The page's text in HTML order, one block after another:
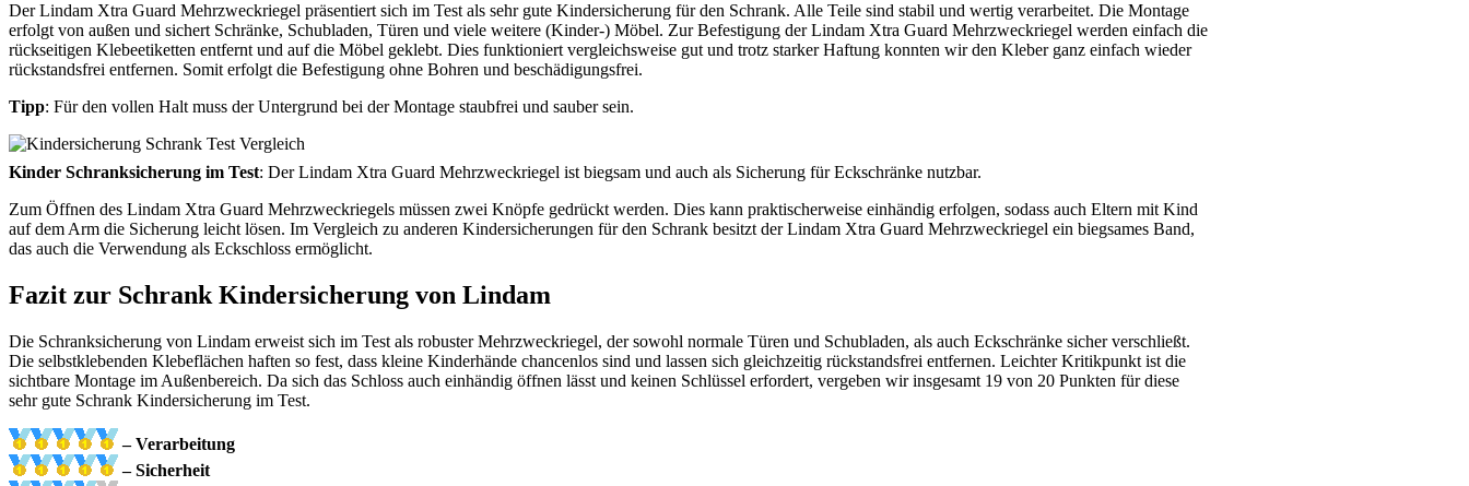
Der Lindam Xtra Guard Mehrzweckriegel präsentiert sich im Test als sehr gute Kindersicherung für den Schrank. Alle Teile sind stabil und wertig verarbeitet. Die Montage
erfolgt von außen und sichert Schränke, Schubladen, Türen und viele weitere (Kinder-) Möbel. Zur Befestigung der Lindam Xtra Guard Mehrzweckriegel werden einfach die
rückseitigen Klebeetiketten entfernt und auf die Möbel geklebt. Dies funktioniert vergleichsweise gut und trotz starker Haftung konnten wir den Kleber ganz einfach wieder
rückstandsfrei entfernen. Somit erfolgt die Befestigung ohne Bohren und beschädigungsfrei.
Tipp: Für den vollen Halt muss der Untergrund bei der Montage staubfrei und sauber sein.
Kinder Schranksicherung im Test: Der Lindam Xtra Guard Mehrzweckriegel ist biegsam und auch als Sicherung für Eckschränke nutzbar.
Zum Öffnen des Lindam Xtra Guard Mehrzweckriegels müssen zwei Knöpfe gedrückt werden. Dies kann praktischerweise einhändig erfolgen, sodass auch Eltern mit Kind
auf dem Arm die Sicherung leicht lösen. Im Vergleich zu anderen Kindersicherungen für den Schrank besitzt der Lindam Xtra Guard Mehrzweckriegel ein biegsames Band,
das auch die Verwendung als Eckschloss ermöglicht.
Fazit zur Schrank Kindersicherung von Lindam
Die Schranksicherung von Lindam erweist sich im Test als robuster Mehrzweckriegel, der sowohl normale Türen und Schubladen, als auch Eckschränke sicher verschließt.
Die selbstklebenden Klebeflächen haften so fest, dass kleine Kinderhände chancenlos sind und lassen sich gleichzeitig rückstandsfrei entfernen. Leichter Kritikpunkt ist die
sichtbare Montage im Außenbereich. Da sich das Schloss auch einhändig öffnen lässt und keinen Schlüssel erfordert, vergeben wir insgesamt 19 von 20 Punkten für diese
sehr gute Schrank Kindersicherung im Test.
– Verarbeitung
– Sicherheit